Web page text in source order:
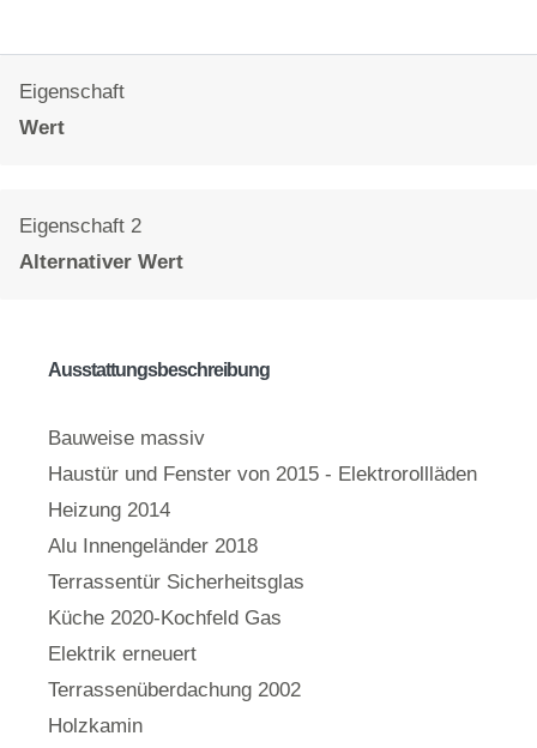
Eigenschaft
Wert
Eigenschaft 2
Alternativer Wert
Ausstattungsbeschreibung
Bauweise massiv
Haustür und Fenster von 2015 - Elektrorollläden
Heizung 2014
Alu Innengeländer 2018
Terrassentür Sicherheitsglas
Küche 2020-Kochfeld Gas
Elektrik erneuert
Terrassenüberdachung 2002
Holzkamin